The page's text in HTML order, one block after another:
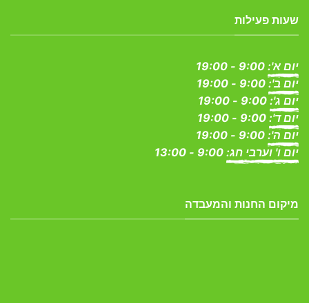
שעות פעילות
יום א':
יום ב':
יום ג':
יום ד':
יום ה':
יום ו' וערבי חג:
מיקום החנות והמעבדה